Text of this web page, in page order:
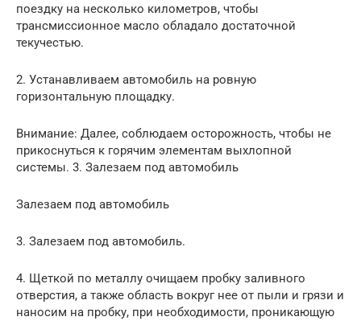
поездку на несколько километров, чтобы
трансмиссионное масло обладало достаточной
текучестью.
2. Устанавливаем автомобиль на ровную
горизонтальную площадку.
Внимание: Далее, соблюдаем осторожность, чтобы не
прикоснуться к горячим элементам выхлопной
системы. 3. Залезаем под автомобиль
Залезаем под автомобиль
3. Залезаем под автомобиль.
4. Щеткой по металлу очищаем пробку заливного
отверстия, а также область вокруг нее от пыли и грязи и
наносим на пробку, при необходимости, проникающую